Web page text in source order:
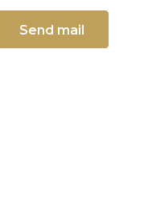
Send mail